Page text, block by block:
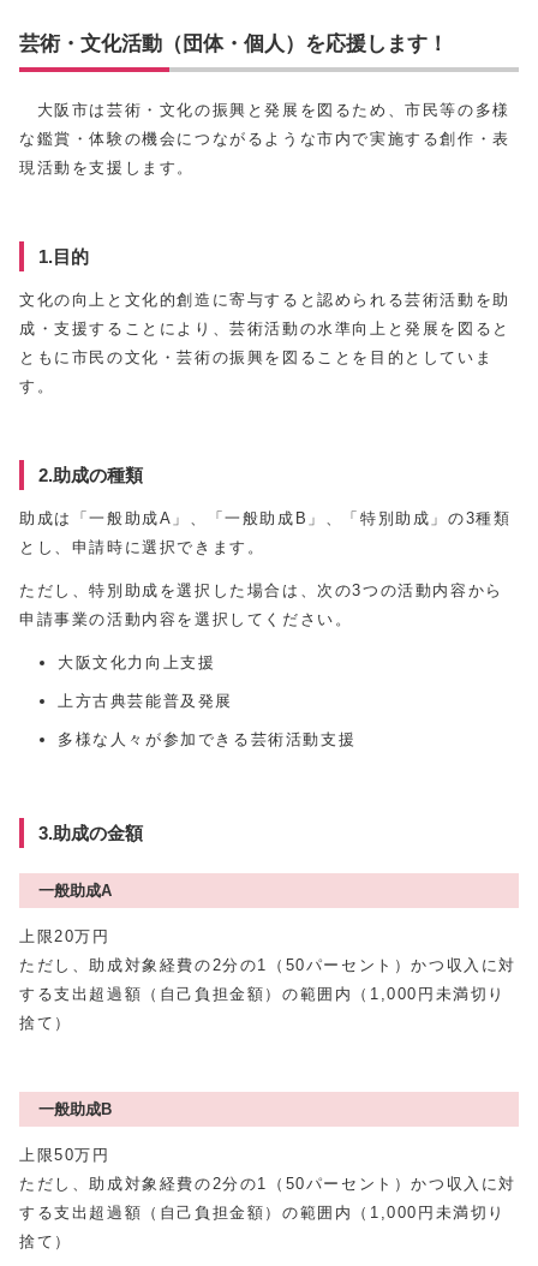
芸術・文化活動（団体・個人）を応援します！
大阪市は芸術・文化の振興と発展を図るため、市民等の多様
な鑑賞・体験の機会につながるような市内で実施する創作・表
現活動を支援します。
1.目的
文化の向上と文化的創造に寄与すると認められる芸術活動を助
成・支援することにより、芸術活動の水準向上と発展を図ると
ともに市民の文化・芸術の振興を図ることを目的としていま
す。
2.助成の種類
助成は「一般助成A」、「一般助成B」、「特別助成」の3種類
とし、申請時に選択できます。
ただし、特別助成を選択した場合は、次の3つの活動内容から
申請事業の活動内容を選択してください。
大阪文化力向上支援
上方古典芸能普及発展
多様な人々が参加できる芸術活動支援
3.助成の金額
一般助成A
上限20万円
ただし、助成対象経費の2分の1（50パーセント）かつ収入に対
する支出超過額（自己負担金額）の範囲内（1,000円未満切り
捨て）
一般助成B
上限50万円
ただし、助成対象経費の2分の1（50パーセント）かつ収入に対
する支出超過額（自己負担金額）の範囲内（1,000円未満切り
捨て）